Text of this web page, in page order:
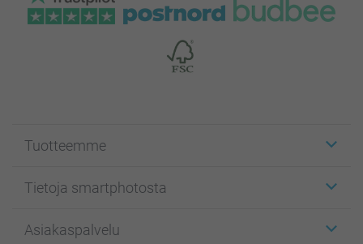
Tuotteemme
Kuvakortit
Kuvakirjat
Tietoja smartphotosta
Affiliate ohjelma
Asiakaspalvelu